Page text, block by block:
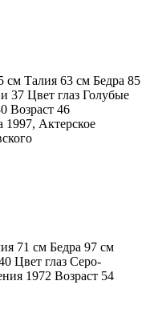
Талия 63 см Бедра 85
37 Цвет глаз Голубые
Возраст 46
Актерское
71 см Бедра 97 см
Цвет глаз Серо-
1972 Возраст 54